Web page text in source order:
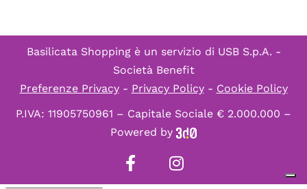
Basilicata Shopping è un servizio di USB S.p.A. -
Società Benefit
Preferenze Privacy- Privacy Policy- Cookie Policy
P.IVA: 11905750961 – Capitale Sociale € 2.000.000 –
Powered by